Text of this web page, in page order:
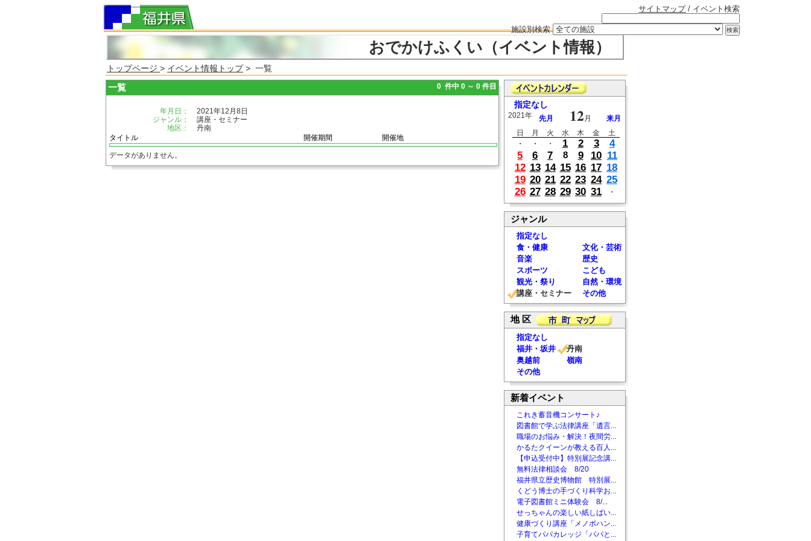
サイトマップ/ イベント検索
施設別検索
おでかけふくい（イベント情報）
トップページ > イベント情報トップ> 一覧
一覧 0 件中 0 ～ 0 件目
年月日：
2021年12月8日
ジャンル：
講座・セミナー
地区：
丹南
タイトル
開催期間 開催地
データがありません。
指定なし
2021年 先月 12月
来月
日
月 火 水 木 金
土
・
・ ・ 1 2 3
4
5
6 7 8 9 10 11
12 13 14 15 16 17 18
19 20 21 22 23 24 25
26 27 28 29 30 31 ・
ジャンル
指定なし
食・健康
文化・芸術
音楽
歴史
スポーツ
こども
観光・祭り
自然・環境
講座・セミナー
その他
地 区
指定なし
福井・坂井
丹南
奥越前
嶺南
その他
新着イベント
これき蓄音機コンサート♪
図書館で学ぶ法律講座「遺言...
職場のお悩み・解決！夜間労...
かるたクイーンが教える百人...
【申込受付中】特別展記念講...
無料法律相談会 8/20
福井県立歴史博物館 特別展...
くどう博士の手づくり科学お...
電子図書館ミニ体験会 8/...
せっちゃんの楽しい紙しばい...
健康づくり講座「メノポハン...
子育てパパカレッジ「パパと...